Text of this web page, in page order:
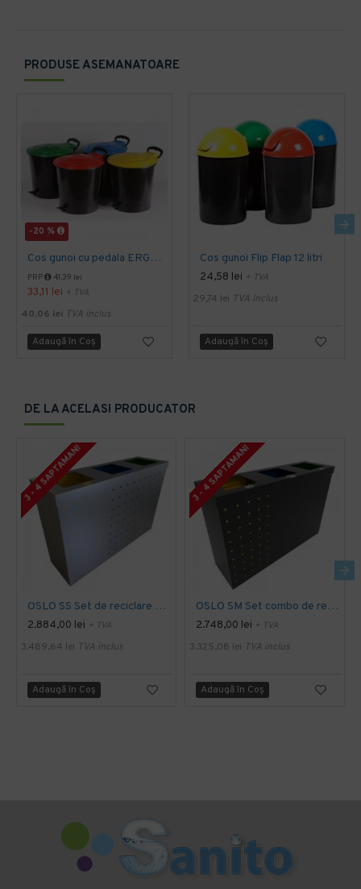
PRODUSE ASEMANATOARE
-20 %
Cos gunoi cu pedala ERGO - 10 litri
PRP 41,39 lei
33,11 lei + TVA
40,06 lei TVA inclus
Adaugă în Coş
Cos gunoi Flip Flap 12 litri
24,58 lei + TVA
29,74 lei TVA inclus
Adaugă în Coş
DE LA ACELASI PRODUCATOR
3 - 4 SAPTAMANI
OSLO SS Set de reciclare din otel inoxidabil cu mai multe compartimente
2.884,00 lei + TVA
3.489,64 lei TVA inclus
Adaugă în Coş
3 - 4 SAPTAMANI
OSLO SM Set combo de reciclare din metal cu design modern
2.748,00 lei + TVA
3.325,08 lei TVA inclus
Adaugă în Coş